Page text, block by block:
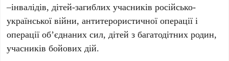
–інвалідів, дітей-загиблих учасників російсько-
української війни, антитерористичної операції і
операції об’єднаних сил, дітей з багатодітних родин,
учасників бойових дій.